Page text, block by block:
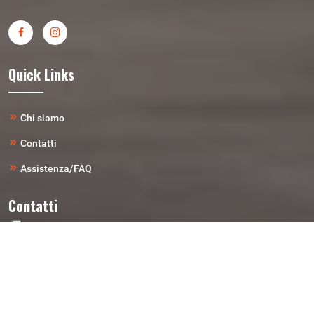
Quick Links
Chi siamo
Contatti
Assistenza/FAQ
Contatti